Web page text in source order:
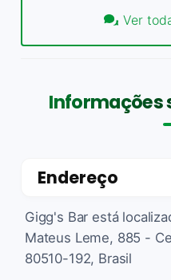
Ver
Informações
Endereço
Gigg's Bar está
Mateus Leme, 885 -
80510-192, Brasil